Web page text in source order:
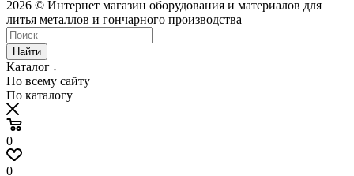
2026 © Интернет магазин оборудования и материалов для
литья металлов и гончарного производства
Найти
Каталог
По всему сайту
По каталогу
0
0